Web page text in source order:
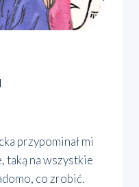
przy­po­mi­nał mi
taką na wszyst­kie
co zro­bić.